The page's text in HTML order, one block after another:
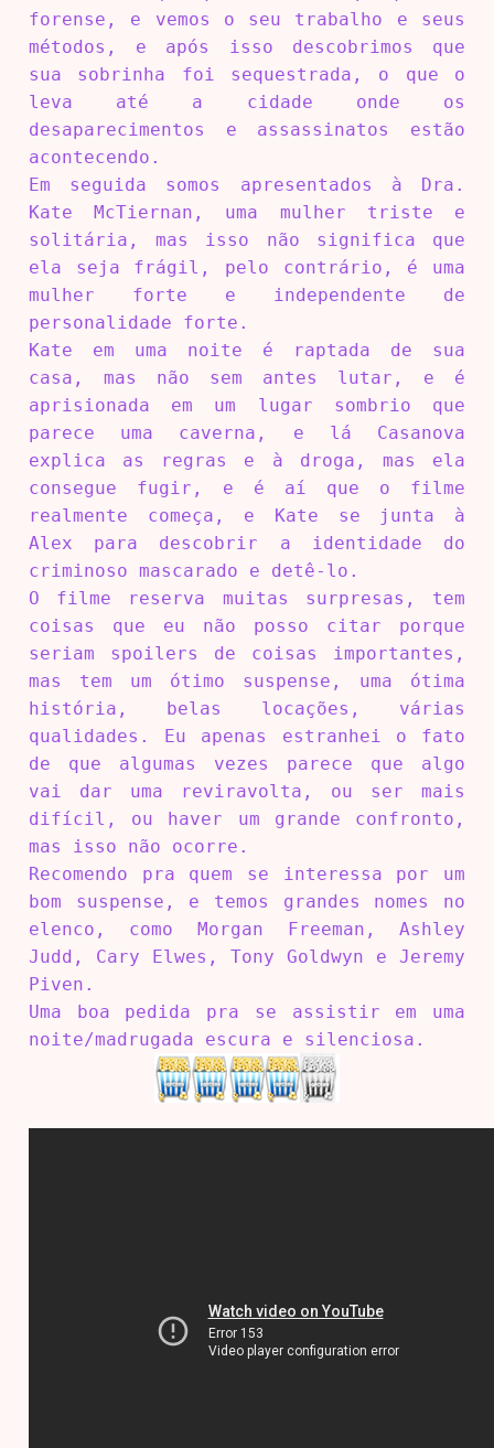
forense, e vemos o seu trabalho e seus
métodos, e após isso descobrimos que
sua sobrinha foi sequestrada, o que o
leva até a cidade onde os
desaparecimentos e assassinatos estão
acontecendo.
Em seguida somos apresentados à Dra.
Kate McTiernan, uma mulher triste e
solitária, mas isso não significa que
ela seja frágil, pelo contrário, é uma
mulher forte e independente de
personalidade forte.
Kate em uma noite é raptada de sua
casa, mas não sem antes lutar, e é
aprisionada em um lugar sombrio que
parece uma caverna, e lá Casanova
explica as regras e à droga, mas ela
consegue fugir, e é aí que o filme
realmente começa, e Kate se junta à
Alex para descobrir a identidade do
criminoso mascarado e detê-lo.
O filme reserva muitas surpresas, tem
coisas que eu não posso citar porque
seriam spoilers de coisas importantes,
mas tem um ótimo suspense, uma ótima
história, belas locações, várias
qualidades. Eu apenas estranhei o fato
de que algumas vezes parece que algo
vai dar uma reviravolta, ou ser mais
difícil, ou haver um grande confronto,
mas isso não ocorre.
Recomendo pra quem se interessa por um
bom suspense, e temos grandes nomes no
elenco, como Morgan Freeman, Ashley
Judd, Cary Elwes, Tony Goldwyn e Jeremy
Piven.
Uma boa pedida pra se assistir em uma
noite/madrugada escura e silenciosa.